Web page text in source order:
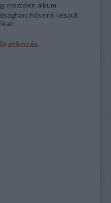
meztelen album
hőseiről készült